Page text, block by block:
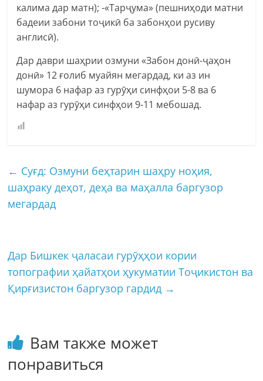
калима дар матн); -«Тарҷума» (пешниҳоди матни
бадеии забони тоҷикӣ ба забонҳои русиву
англисӣ).
Дар даври шаҳрии озмуни «Забон донӣ-ҷаҳон
донӣ» 12 ғолиб муайян мегардад, ки аз ин
шумора 6 нафар аз гурӯҳи синфҳои 5-8 ва 6
нафар аз гурӯҳи синфҳои 9-11 мебошад.
← Суғд: Озмуни беҳтарин шаҳру ноҳия,
шаҳраку деҳот, деҳа ва маҳалла баргузор
мегардад
Дар Бишкек ҷаласаи гурӯҳҳои кории
топографии ҳайатҳои ҳукуматии Тоҷикистон ва
Қирғизистон баргузор гардид →
Вам также может
понравиться